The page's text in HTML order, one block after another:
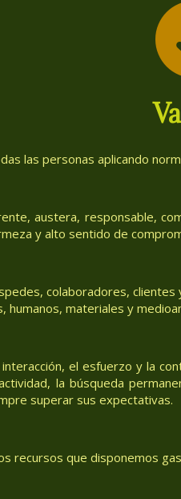
las personas aplicando
austera, responsable,
y alto sentido de
colaboradores,
humanos, materiales y
el esfuerzo y la
la búsqueda
superar sus expectativas.
recursos que disponemos